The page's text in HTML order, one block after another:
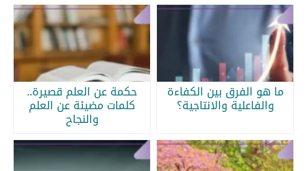
ما هو الفرق بين الكفاءة
والفاعلية والانتاجية؟
حكمة عن العلم قصيرة..
كلمات مضيئة عن العلم
والنجاح